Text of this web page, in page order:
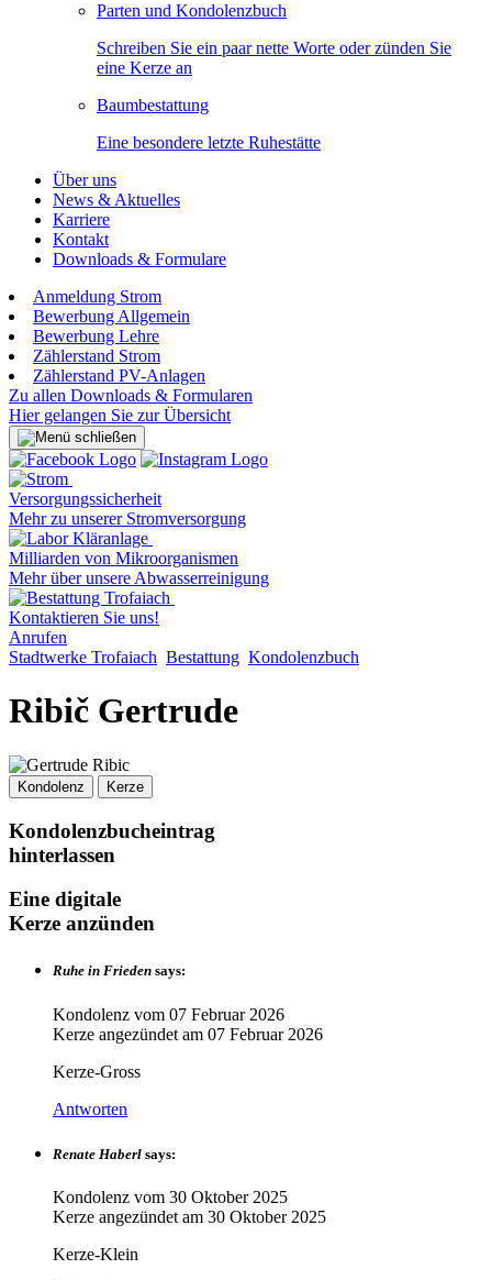
Parten und Kondolenzbuch
Schreiben Sie ein paar nette Worte oder zünden Sie
eine Kerze an
Baumbestattung
Eine besondere letzte Ruhestätte
Über uns
News & Aktuelles
Karriere
Kontakt
Downloads & Formulare
Anmeldung Strom
Bewerbung Allgemein
Bewerbung Lehre
Zählerstand Strom
Zählerstand PV-Anlagen
Zu allen Downloads & Formularen
Hier gelangen Sie zur Übersicht
Versorgungssicherheit
Mehr zu unserer Stromversorgung
Milliarden von Mikroorganismen
Mehr über unsere Abwasserreinigung
Kontaktieren Sie uns!
Anrufen
Stadtwerke Trofaiach Bestattung Kondolenzbuch
Ribič Gertrude
Kondolenz Kerze
Kondolenzbucheintrag
hinterlassen
Eine digitale
Kerze anzünden
Ruhe in Frieden says:
Kondolenz vom 07 Februar 2026
Kerze angezündet am 07 Februar 2026
Kerze-Gross
Antworten
Renate Haberl says:
Kondolenz vom 30 Oktober 2025
Kerze angezündet am 30 Oktober 2025
Kerze-Klein